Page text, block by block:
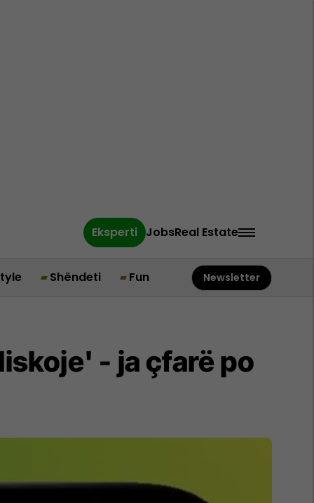
Eksperti JobsReal Estate
Shëndeti Fun Newsletter
- ja çfarë po